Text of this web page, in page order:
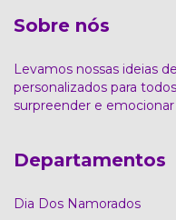
Sobre nós
Levamos nossas ideias
personalizados para
surpreender e emocionar
Departamentos
Dia Dos Namorados